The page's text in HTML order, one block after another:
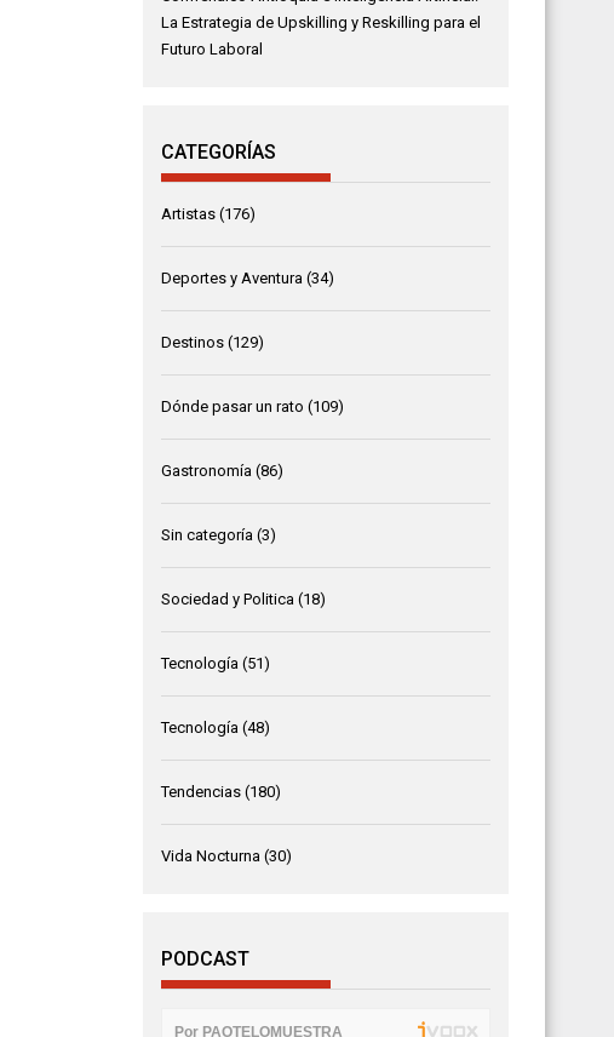
La Estrategia de Upskilling y Reskilling para el
Futuro Laboral
CATEGORÍAS
Artistas (176)
Deportes y Aventura (34)
Destinos (129)
Dónde pasar un rato (109)
Gastronomía (86)
Sin categoría (3)
Sociedad y Politica (18)
Tecnología (51)
Tecnología (48)
Tendencias (180)
Vida Nocturna (30)
PODCAST